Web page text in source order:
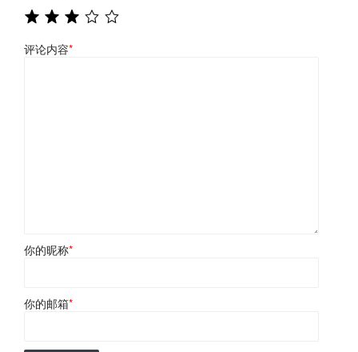
评论内容*
你的昵称*
你的邮箱*